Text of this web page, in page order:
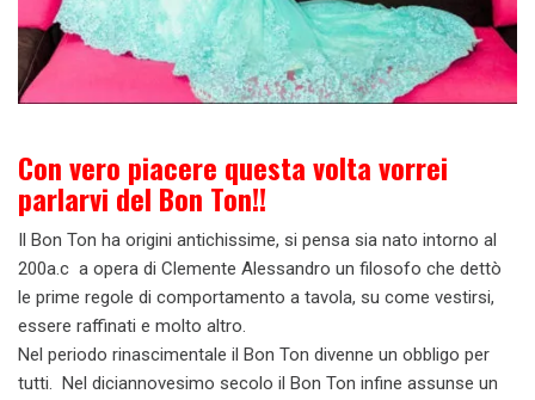
Con vero piacere questa volta vorrei
parlarvi del Bon Ton!!
Il Bon Ton ha origini antichissime, si pensa sia nato intorno al
200a.c a opera di Clemente Alessandro un filosofo che dettò
le prime regole di comportamento a tavola, su come vestirsi,
essere raffinati e molto altro.
Nel periodo rinascimentale il Bon Ton divenne un obbligo per
tutti. Nel diciannovesimo secolo il Bon Ton infine assunse un